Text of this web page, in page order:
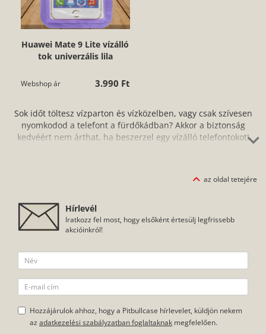
Huawei Mate 9 Lite vízálló
tok univerzális lila
Webshop ár 3.990 Ft
Sok időt töltesz vízparton és vízközelben, vagy csak szívesen
nyomkodod a telefont a fürdőkádban? Akkor a biztonság
kedvéért nem árthat, ha beszerzel egy vízálló telefontokot!
vagy egyéb szennyeződésekről. Akárcsak a többi termékünk
nagyon könnyű felrakni őket a telefonra.
az oldal tetejére
Hírlevél
Iratkozz fel most, hogy elsőként értesülj legfrissebb
akcióinkról!
Hozzájárulok ahhoz, hogy a Pitbullcase hírlevelet, küldjön nekem
az adatkezelési szabályzatban foglaltaknak megfelelően.